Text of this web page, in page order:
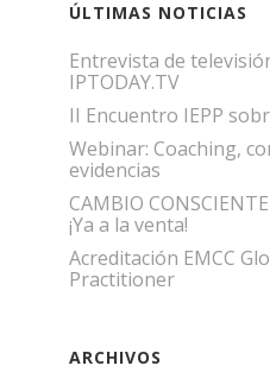
ÚLTIMAS NOTICIAS
Entrevista de
IPTODAY.TV
II Encuentro IEPP
Webinar: Coaching,
evidencias
CAMBIO
¡Ya a la venta!
Acreditación EMCC
Practitioner
ARCHIVOS